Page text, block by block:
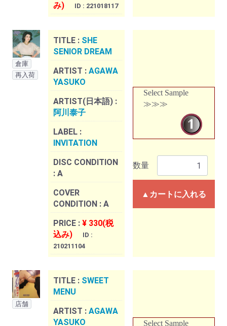
み)
ID : 221018117
倉庫
再入荷
TITLE : SHE
SENIOR DREAM
ARTIST : AGAWA
YASUKO
ARTIST(日本語) :
阿川泰子
LABEL :
INVITATION
DISC CONDITION
: A
COVER
CONDITION : A
PRICE : ¥ 330(税
込み)
ID :
210211104
Select Sample
≫≫≫
数量
▲カートに入れる
店舗
TITLE : SWEET
MENU
ARTIST : AGAWA
YASUKO
Select Sample